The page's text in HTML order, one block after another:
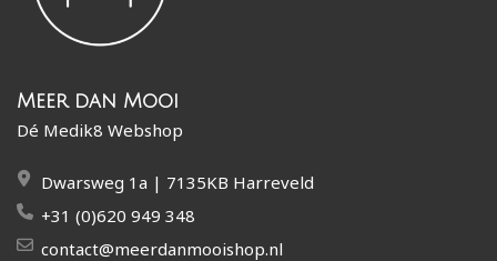
Meer dan Mooi
Dé Medik8 Webshop
Dwarsweg 1a | 7135KB Harreveld
+31 (0)620 949 348
contact@meerdanmooishop.nl